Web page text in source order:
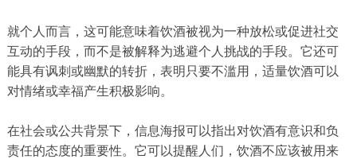
就个人而言，这可能意味着饮酒被视为一种放松或促进社交
互动的手段，而不是被解释为逃避个人挑战的手段。它还可
能具有讽刺或幽默的转折，表明只要不滥用，适量饮酒可以
对情绪或幸福产生积极影响。
在社会或公共背景下，信息海报可以指出对饮酒有意识和负
责任的态度的重要性。它可以提醒人们，饮酒不应该被用来